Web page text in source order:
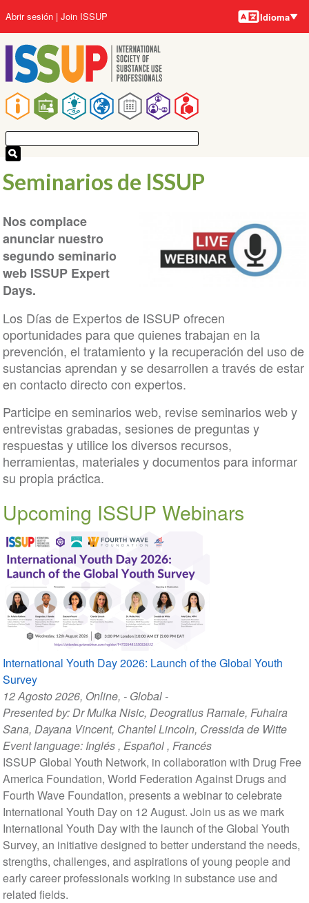
al
contenido
principal
Main
navigation
User
account
menu
Abrir sesión Join ISSUP Idiomas
Idioma
Seminarios de ISSUP
Nos complace
anunciar nuestro
segundo seminario
web ISSUP Expert
Days.
Los Días de Expertos de ISSUP ofrecen
oportunidades para que quienes trabajan en la
prevención, el tratamiento y la recuperación del uso de
sustancias aprendan y se desarrollen a través de estar
en contacto directo con expertos.
Participe en seminarios web, revise seminarios web y
entrevistas grabadas, sesiones de preguntas y
respuestas y utilice los diversos recursos,
herramientas, materiales y documentos para informar
su propia práctica.
Upcoming ISSUP Webinars
International Youth Day 2026: Launch of the Global Youth
Survey
12 Agosto 2026, Online, - Global -
Presented by:Dr Mulka Nisic, Deogratius Ramale, Fuhaira
Sana, Dayana Vincent, Chantel Lincoln, Cressida de Witte
Event language: Inglés, Español, Francés
ISSUP Global Youth Network, in collaboration with Drug Free
America Foundation, World Federation Against Drugs and
Fourth Wave Foundation, presents a webinar to celebrate
International Youth Day on 12 August. Join us as we mark
International Youth Day with the launch of the Global Youth
Survey, an initiative designed to better understand the needs,
strengths, challenges, and aspirations of young people and
early career professionals working in substance use and
related fields.